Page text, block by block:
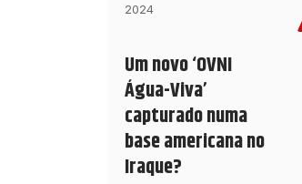
2024
Um novo ‘OVNI
Água-Viva’
capturado numa
base americana no
Iraque?